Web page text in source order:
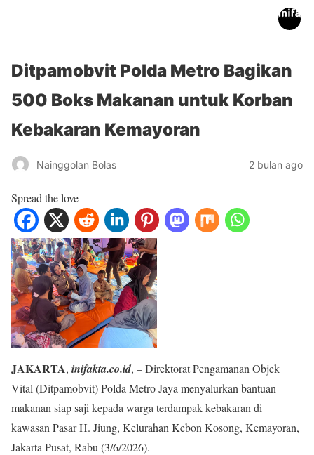
Ditpamobvit Polda Metro Bagikan
500 Boks Makanan untuk Korban
Kebakaran Kemayoran
Nainggolan Bolas 2 bulan ago
Spread the love
JAKARTA, inifakta.co.id, – Direktorat Pengamanan Objek
Vital (Ditpamobvit) Polda Metro Jaya menyalurkan bantuan
makanan siap saji kepada warga terdampak kebakaran di
kawasan Pasar H. Jiung, Kelurahan Kebon Kosong, Kemayoran,
Jakarta Pusat, Rabu (3/6/2026).